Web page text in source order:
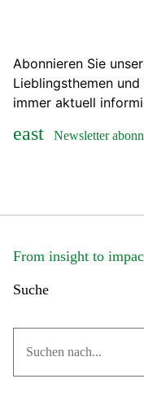
Abonnieren Sie
Lieblingsthemen
immer aktuell
Newsletter
From insight to
Suche